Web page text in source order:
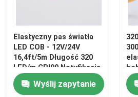
Elastyczny pas światła
LED COB - 12V/24V
16,4ft/5m Długość 320
LED/m CRI90 Notyfikacja
niskiego napięcia 6000K
Chłodna biała
Wyślij zapytanie
lub